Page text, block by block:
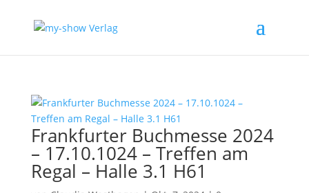
Frankfurter Buchmesse 2024
– 17.10.1024 – Treffen am
Regal – Halle 3.1 H61